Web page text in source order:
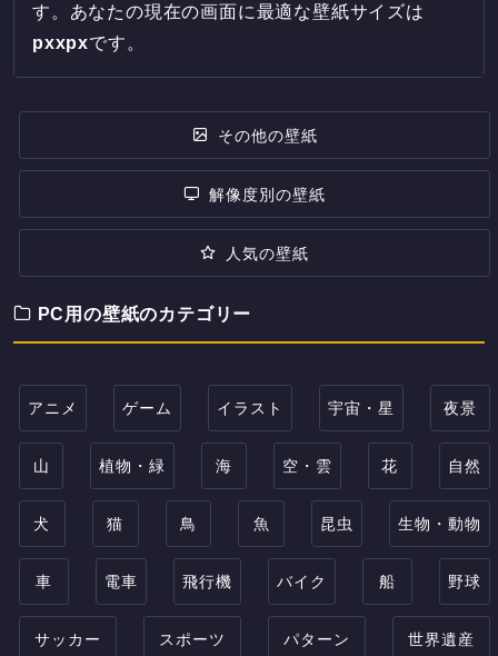
す。あなたの現在の画面に最適な壁紙サイズは
pxxpxです。
その他の壁紙
解像度別の壁紙
人気の壁紙
PC用の壁紙のカテゴリー
アニメ ゲーム イラスト 宇宙・星 夜景
山 植物・緑 海 空・雲 花 自然
犬 猫 鳥 魚 昆虫 生物・動物
車 電車 飛行機 バイク 船 野球
サッカー スポーツ パターン 世界遺産